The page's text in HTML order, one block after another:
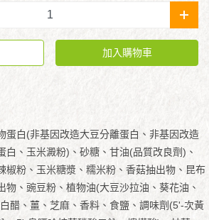
+
加入購物車
蛋白(非基因改造大豆分離蛋白、非基因改造
白、玉米澱粉)、砂糖、甘油(品質改良劑)、
椒粉、玉米糖漿、糯米粉、香菇抽出物、昆布
物、豌豆粉、植物油(大豆沙拉油、葵花油、
醋、薑、芝麻、香料、食鹽、調味劑(5'-次黃